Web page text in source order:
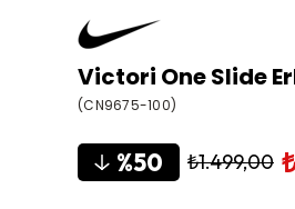
Victori One Slide
(CN9675-100)
50 ₺1.499,00